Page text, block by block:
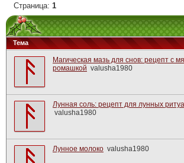
Страница: 1
Тема
Магическая мазь для снов: рецепт с
ромашкой valusha1980
Лунная соль: рецепт для лунных
valusha1980
Лунное молоко valusha1980